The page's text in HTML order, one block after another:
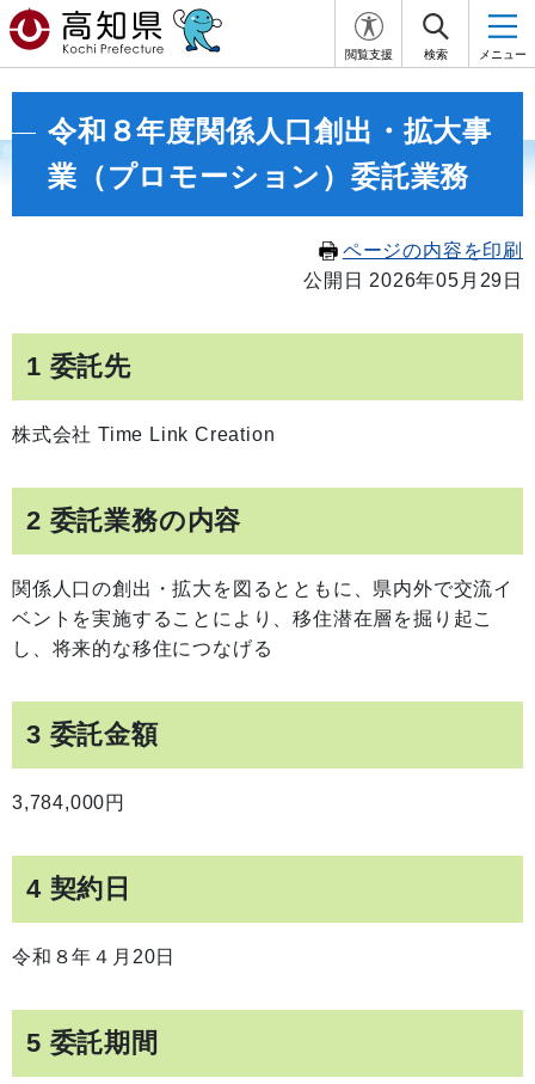
閲覧支援 検索 メニュー
令和８年度関係人口創出・拡大事
業（プロモーション）委託業務
ページの内容を印刷
公開日 2026年05月29日
1 委託先
株式会社 Time Link Creation
2 委託業務の内容
関係人口の創出・拡大を図るとともに、県内外で交流イ
ベントを実施することにより、移住潜在層を掘り起こ
し、将来的な移住につなげる
3 委託金額
3,784,000円
4 契約日
令和８年４月20日
5 委託期間